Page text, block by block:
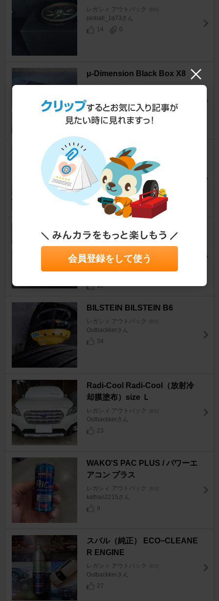
レガシィ アウトバック
pinball_1q73さん
14
0
μ-Dimension Black Box X8
レガシィ アウトバック
25
4
KENWOOD KSC-SW11
レガシィ アウトバック [BS]
super-sonicさん
19
0
IPF ハロゲンバルブ スーパーJ
ビーム ディープイエロー 2400
K
10
BILSTEIN BILSTEIN B6
レガシィ アウトバック [BS]
Outbackkerさん
34
Radi-Cool Radi-Cool（放射冷
却膜塗布）size Ｌ
レガシィ アウトバック [BS]
Outbackkerさん
23
WAKO'S PAC PLUS / パワーエ
アコン プラス
レガシィ アウトバック [BS]
kathan2215さん
9
スバル（純正） ECO−CLEANE
R ENGINE
レガシィ アウトバック [BS]
Outbackkerさん
27
会員登録をして使う